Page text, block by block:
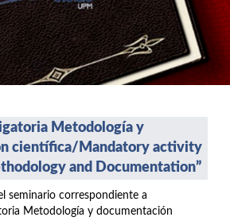
Metodología y
científica/ Mandatory activity
and Documentation”
seminario correspondiente a
Metodología y documentación